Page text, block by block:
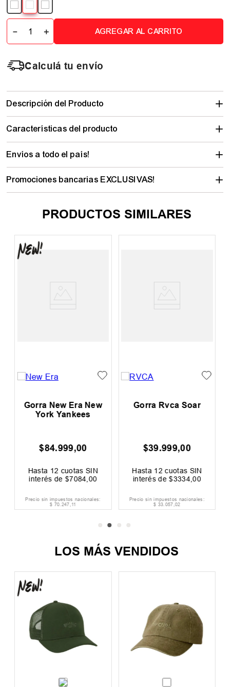
＋
－ AGREGAR AL CARRITO
Calculá tu envío
Descripción del Producto
Características del producto
Envíos a todo el país!
Promociones bancarias EXCLUSIVAS!
PRODUCTOS SIMILARES
Gorra New Era New
York Yankees
$84.999,00
Hasta 12 cuotas SIN
interés de $7084 00
Precio sin impuestos nacionales:
$ 70.247,11
Gorra Rvca Soar
$39.999,00
Hasta 12 cuotas SIN
interés de$3334 ,00
Precio sin impuestos nacionales:
$ 33.057,02
LOS MÁS VENDIDOS